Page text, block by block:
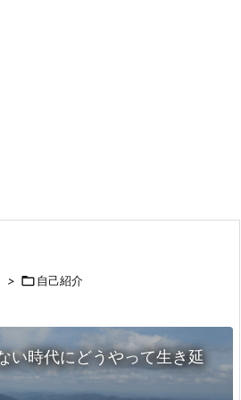
> 自己紹介
い時代にどうやって生き延